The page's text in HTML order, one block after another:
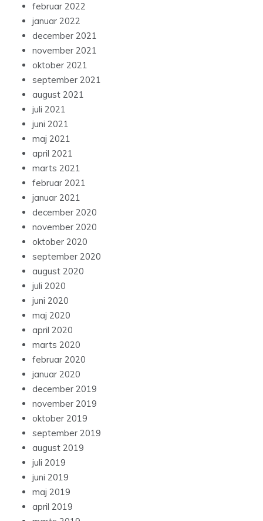
februar 2022
januar 2022
december 2021
november 2021
oktober 2021
september 2021
august 2021
juli 2021
juni 2021
maj 2021
april 2021
marts 2021
februar 2021
januar 2021
december 2020
november 2020
oktober 2020
september 2020
august 2020
juli 2020
juni 2020
maj 2020
april 2020
marts 2020
februar 2020
januar 2020
december 2019
november 2019
oktober 2019
september 2019
august 2019
juli 2019
juni 2019
maj 2019
april 2019